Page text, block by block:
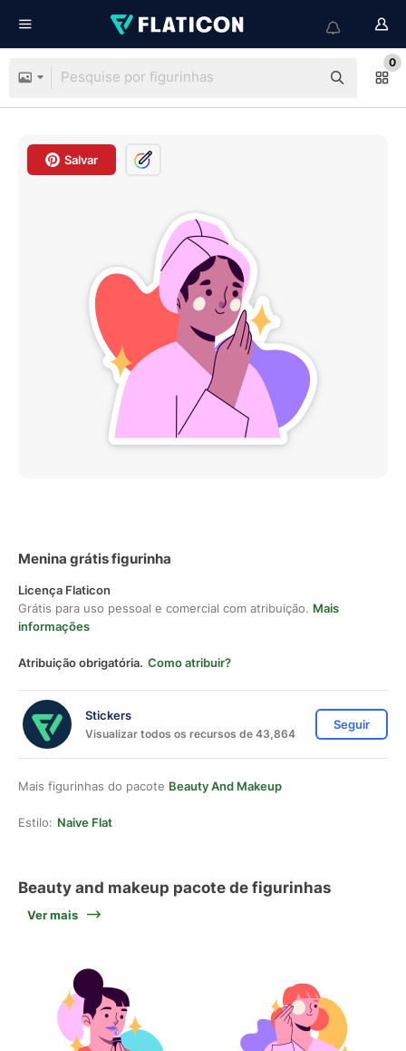
0
Salvar
Menina grátis figurinha
Licença Flaticon
Grátis para uso pessoal e comercial com atribuição. Mais
informações
Atribuição obrigatória. Como atribuir?
Stickers
Visualizar todos os recursos de 43,864
Seguir
Mais figurinhas do pacote Beauty And Makeup
Estilo: Naive Flat
Beauty and makeup pacote de figurinhas
Ver mais